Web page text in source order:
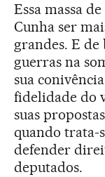
Essa massa
Cunha ser
grandes. E
guerras na
sua
fidelidade do
suas
quando trata-
defender
deputados.